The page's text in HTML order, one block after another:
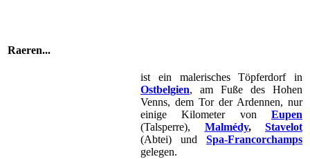
Raeren...
ist ein malerisches Töpferdorf in
Ostbelgien, am Fuße des Hohen
Venns, dem Tor der Ardennen, nur
einige Kilometer von Eupen
(Talsperre), Malmédy, Stavelot
(Abtei) und Spa-Francorchamps
gelegen.